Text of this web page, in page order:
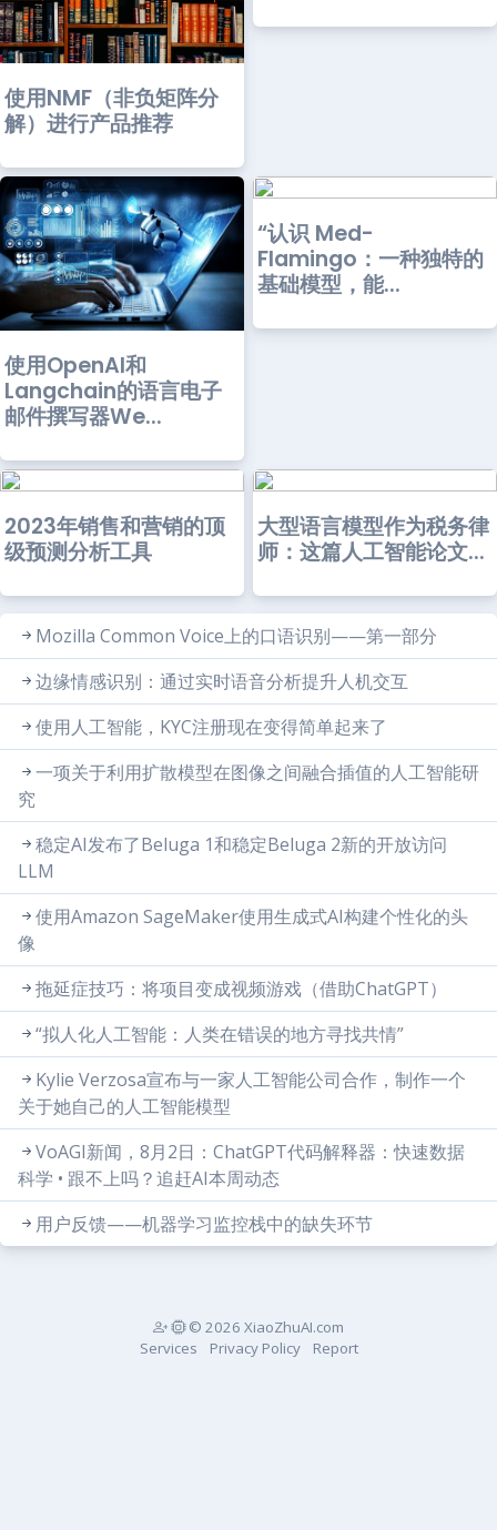
使用NMF（非负矩阵分
解）进行产品推荐
使用OpenAI和
Langchain的语言电子
邮件撰写器We...
“认识 Med-
Flamingo：一种独特的
基础模型，能...
2023年销售和营销的顶
级预测分析工具
大型语言模型作为税务律
师：这篇人工智能论文...
Mozilla Common Voice上的口语识别——第一部分
边缘情感识别：通过实时语音分析提升人机交互
使用人工智能，KYC注册现在变得简单起来了
一项关于利用扩散模型在图像之间融合插值的人工智能研
究
稳定AI发布了Beluga 1和稳定Beluga 2新的开放访问
LLM
使用Amazon SageMaker使用生成式AI构建个性化的头
像
拖延症技巧：将项目变成视频游戏（借助ChatGPT）
“拟人化人工智能：人类在错误的地方寻找共情”
Kylie Verzosa宣布与一家人工智能公司合作，制作一个
关于她自己的人工智能模型
VoAGI新闻，8月2日：ChatGPT代码解释器：快速数据
科学 • 跟不上吗？追赶AI本周动态
用户反馈——机器学习监控栈中的缺失环节
© 2026 XiaoZhuAI.com
Services
Privacy Policy Report